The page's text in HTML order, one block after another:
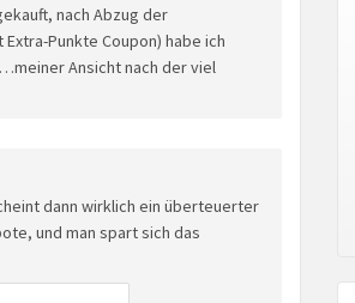
nach Abzug der
Punkte Coupon) habe ich
Ansicht nach der viel
dann wirklich ein überteuerter
und man spart sich das